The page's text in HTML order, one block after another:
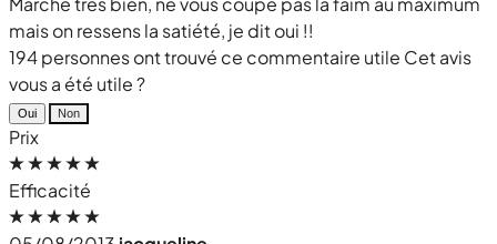
mais on ressens la satiété, je dit oui !!
194 personnes ont trouvé ce commentaire utile Cet avis
vous a été utile ?
Oui Non
Prix
Efficacité